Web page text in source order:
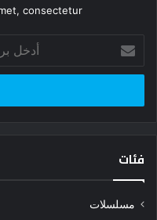
consectetur.
بريدك
الإلكتروني
فئات
مسلسلات